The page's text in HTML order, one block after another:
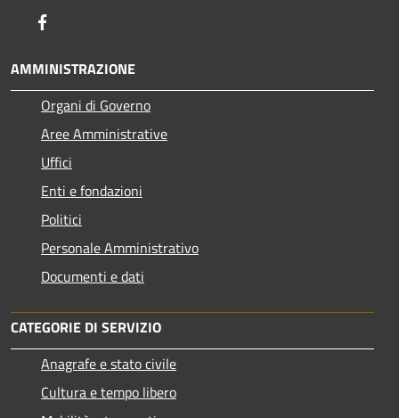
AMMINISTRAZIONE
Organi di Governo
Aree Amministrative
Uffici
Enti e fondazioni
Politici
Personale Amministrativo
Documenti e dati
CATEGORIE DI SERVIZIO
Anagrafe e stato civile
Cultura e tempo libero